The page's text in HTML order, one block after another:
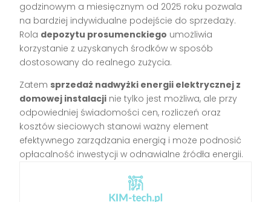
godzinowym a miesięcznym od 2025 roku pozwala
na bardziej indywidualne podejście do sprzedaży.
Rola depozytu prosumenckiego umożliwia
korzystanie z uzyskanych środków w sposób
dostosowany do realnego zużycia.
Zatem sprzedaż nadwyżki energii elektrycznej z
domowej instalacji nie tylko jest możliwa, ale przy
odpowiedniej świadomości cen, rozliczeń oraz
kosztów sieciowych stanowi ważny element
efektywnego zarządzania energią i może podnosić
opłacalność inwestycji w odnawialne źródła energii.